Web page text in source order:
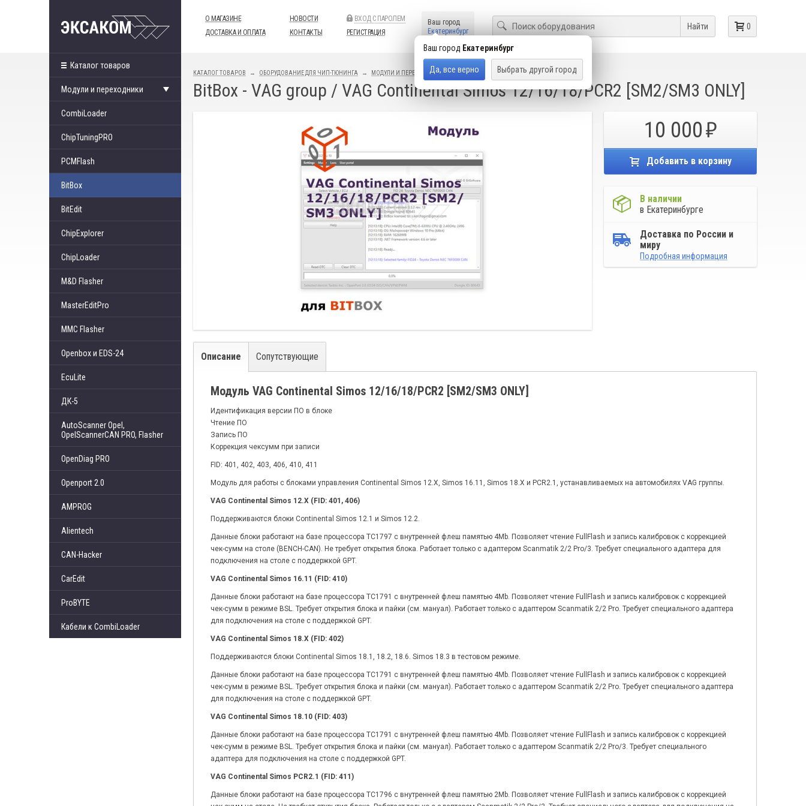
О МАГАЗИНЕ
ДОСТАВКА И ОПЛАТА
НОВОСТИ
КОНТАКТЫ
ВХОД С ПАРОЛЕМ
РЕГИСТРАЦИЯ
Ваш город
Екатеринбург
Ваш город Екатеринбург
Да, все верно Выбрать другой город
Найти 0
Каталог товаров
Модули и переходники
CombiLoader
ChipTuningPRO
PCMFlash
BitBox
BitEdit
ChipExplorer
ChipLoader
M&D Flasher
MasterEditPro
MMC Flasher
Openbox и EDS-24
EcuLite
ДК-5
AutoScanner Opel,
OpelScannerCAN PRO, Flasher
OpenDiag PRO
Openport 2.0
AMPROG
Alientech
CAN-Hacker
CarEdit
ProBYTE
Кабели к CombiLoader
КАТАЛОГ ТОВАРОВ ОБОРУДОВАНИЕ ДЛЯ ЧИП-ТЮНИНГА МОДУЛИ И ПЕРЕХОДНИКИ BITBOX
BitBox - VAG group / VAG Continental Simos 12/16/18/PCR2 [SM2/SM3 ONLY]
10 000
Добавить в корзину
В наличии
в Екатеринбурге
Доставка по России и
миру
Подробная информация
Описание Сопутствующие
Модуль VAG Continental Simos 12/16/18/PCR2 [SM2/SM3 ONLY]
Идентификация версии ПО в блоке
Чтение ПО
Запись ПО
Коррекция чексумм при записи
FID: 401, 402, 403, 406, 410, 411
Модуль для работы с блоками управления Continental Simos 12.X, Simos 16.11, Simos 18.X и PCR2.1, устанавливаемых на автомобилях VAG группы.
VAG Continental Simos 12.X (FID: 401, 406)
Поддерживаются блоки Continental Simos 12.1 и Simos 12.2.
Данные блоки работают на базе процессора TC1797 с внутренней флеш памятью 4Mb. Позволяет чтение FullFlash и запись калибровок с коррекцией
чек-сумм на столе (BENCH-CAN). Не требует открытия блока. Работает только с адаптером Scanmatik 2/2 Pro/3. Требует специального адаптера для
подключения на столе с поддержкой GPT.
VAG Continental Simos 16.11 (FID: 410)
Данные блоки работают на базе процессора TC1791 с внутренней флеш памятью 4Mb. Позволяет чтение FullFlash и запись калибровок с коррекцией
чек-сумм в режиме BSL. Требует открытия блока и пайки (см. мануал). Работает только с адаптером Scanmatik 2/2 Pro. Требует специального адаптера
для подключения на столе с поддержкой GPT.
VAG Continental Simos 18.X (FID: 402)
Поддерживаются блоки Continental Simos 18.1, 18.2, 18.6. Simos 18.3 в тестовом режиме.
Данные блоки работают на базе процессора TC1791 с внутренней флеш памятью 4Mb. Позволяет чтение FullFlash и запись калибровок с коррекцией
чек-сумм в режиме BSL. Требует открытия блока и пайки (см. мануал). Работает только с адаптером Scanmatik 2/2 Pro. Требует специального адаптера
для подключения на столе с поддержкой GPT.
VAG Continental Simos 18.10 (FID: 403)
Данные блоки работают на базе процессора TC1791 с внутренней флеш памятью 4Mb. Позволяет чтение FullFlash и запись калибровок с коррекцией
чек-сумм в режиме BSL. Требует открытия блока и пайки (см. мануал). Работает только с адаптером Scanmatik 2/2 Pro/3. Требует специального
адаптера для подключения на столе с поддержкой GPT.
VAG Continental Simos PCR2.1 (FID: 411)
Данные блоки работают на базе процессора TC1796 с внутренней флеш памятью 2Mb. Позволяет чтение FullFlash и запись калибровок с коррекцией